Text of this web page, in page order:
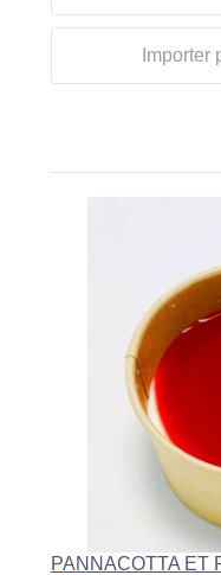
Importer
PANNACOTTA ET